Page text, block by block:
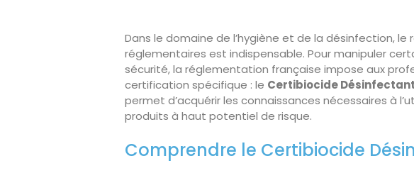
Dans le domaine de l’hygiène et de la désinfection,
réglementaires est indispensable. Pour manipuler
sécurité, la réglementation française impose aux
certification spécifique : le Certibiocide
permet d’acquérir les connaissances nécessaires à
produits à haut potentiel de risque.
Comprendre le Certibiocide